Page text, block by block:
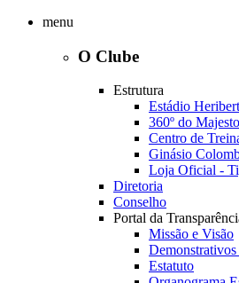
menu
O Clube
Estrutura
Estádio
360º do
Centro de
Ginásio
Loja Oficial -
Diretoria
Conselho
Portal da
Missão e Visão
Estatuto